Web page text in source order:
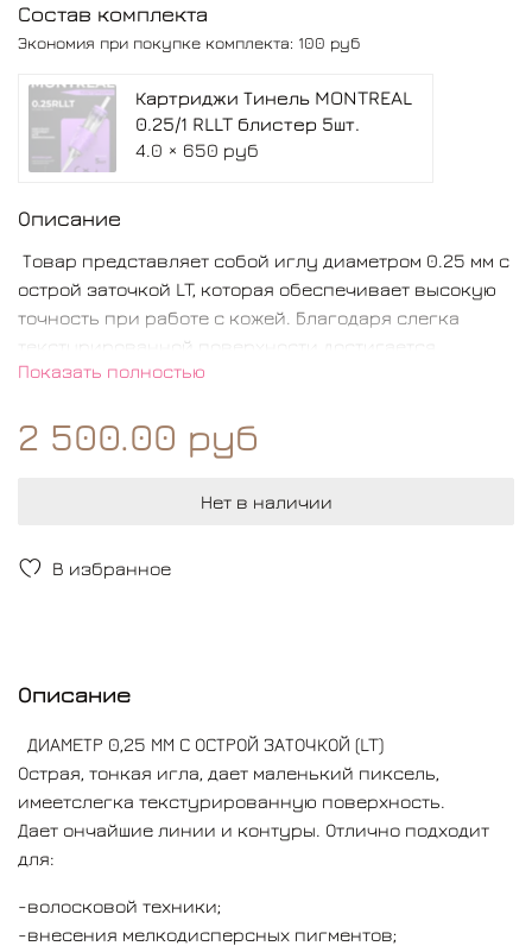
В избранное
Состав комплекта
Экономия при покупке комплекта: 100 руб
Картриджи Тинель MONTREAL
0.25/1 RLLT блистер 5шт.
4.0 × 650 руб
Описание
Товар представляет собой иглу диаметром 0.25 мм с
острой заточкой LT, которая обеспечивает высокую
точность при работе с кожей. Благодаря слегка
текстурированной поверхности достигается
идеальное распределение краски, что позволяет
контуры. Эта модель особенно хорошо подойдет для
выполнения таких процедур как волосковая
Инструмент обладает высокой гибкостью и
Показать полностью
2 500.00 руб
Нет в наличии
Описание
ДИАМЕТР 0,25 ММ С ОСТРОЙ ЗАТОЧКОЙ (LT)
Острая, тонкая игла, дает маленький пиксель,
имеетслегка текстурированную поверхность.
Дает ончайшие линии и контуры. Отлично подходит
для:
-волосковой техники;
-внесения мелкодисперсных пигментов;